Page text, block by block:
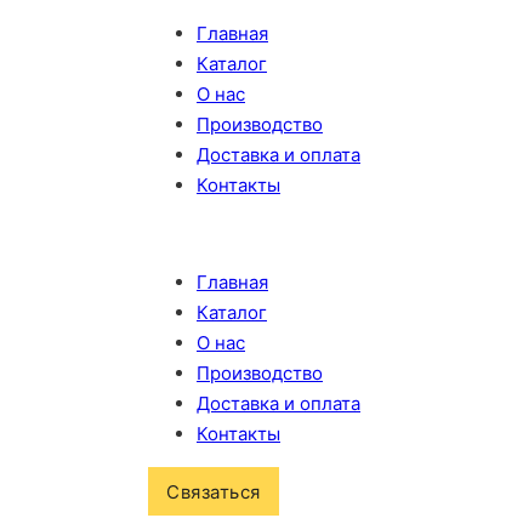
Главная
Каталог
О нас
Производство
Доставка и оплата
Контакты
Главная
Каталог
О нас
Производство
Доставка и оплата
Контакты
Связаться